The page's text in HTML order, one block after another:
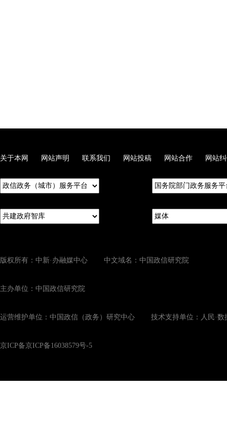
关于本网 网站声明 联系我们 网站投稿 网站合作 网站
版权所有：中新·办融媒中心 中文域名：中国政信研究院
主办单位：中国政信研究院
运营维护单位：中国政信（政务）研究中心 技术支持单位：人民·数
京ICP备京ICP备16038579号-5